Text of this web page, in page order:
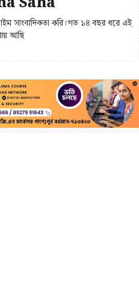
সাংবাদিকতা করি।গত ১৪ বছর ধরে এই
আছি